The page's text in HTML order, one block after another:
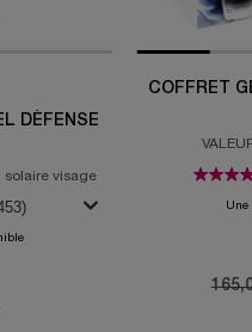
DÉFENSE
solaire visage
COFFRET
Une
Old